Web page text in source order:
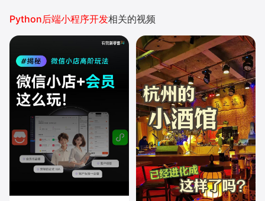
Python后端小程序开发相关的视频